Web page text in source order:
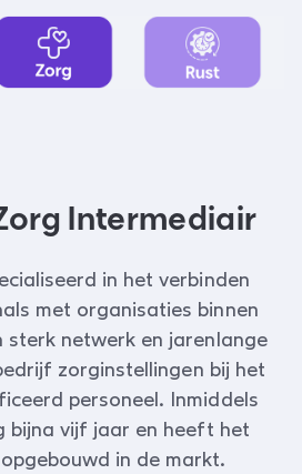
Intermediair
in het verbinden
met organisaties binnen
sterk netwerk en jarenlange
zorginstellingen bij het
personeel. Inmiddels
vijf jaar en heeft het
in de markt.